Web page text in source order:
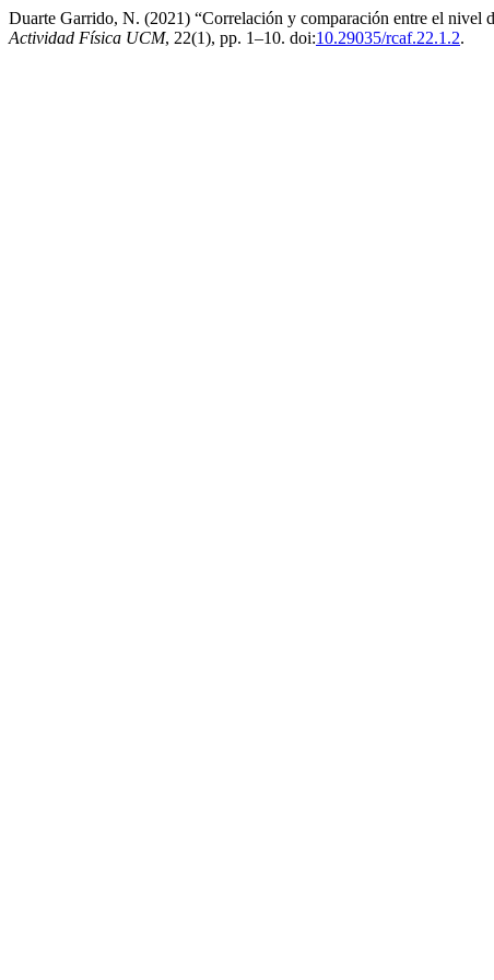
Duarte Garrido, N. (2021) “Correlación y comparación entre el nivel
Actividad Física UCM, 22(1), pp. 1–10. doi:10.29035/rcaf.22.1.2.